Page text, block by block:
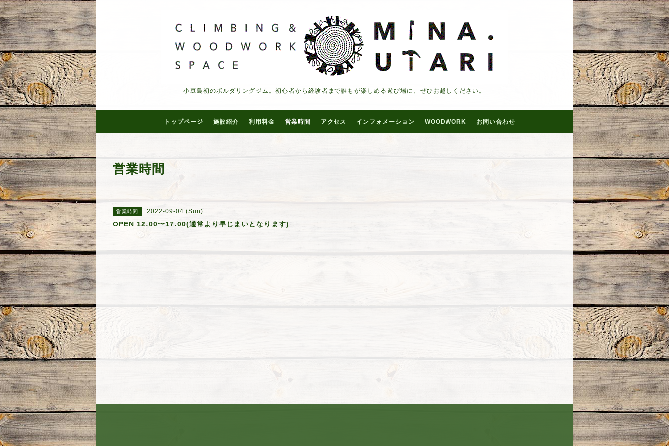
小豆島初のボルダリングジム。初心者から経験者まで誰もが楽しめる遊び場に、ぜひお越しください。
トップページ 施設紹介 利用料金 営業時間 アクセス インフォメーション WOODWORK お問い合わせ
営業時間
営業時間 2022-09-04 (Sun)
OPEN 12:00〜17:00(通常より早じまいとなります)